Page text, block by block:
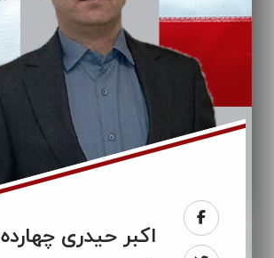
اکبر حیدری چهارده